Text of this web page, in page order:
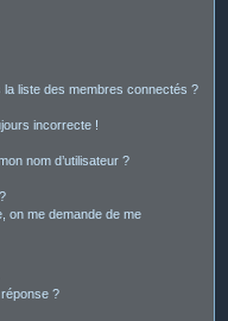
la liste des membres connectés ?
incorrecte !
nom d’utilisateur ?
on me demande de me
?